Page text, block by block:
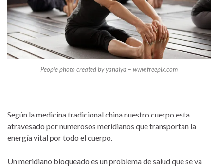
People photo created by yanalya – www.freepik.com
Según la medicina tradicional china nuestro cuerpo esta
atravesado por numerosos meridianos que transportan la
energía vital por todo el cuerpo.
Un meridiano bloqueado es un problema de salud que se va